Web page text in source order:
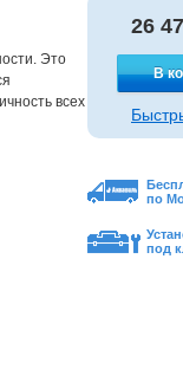
Это
всех
26
В
по
под